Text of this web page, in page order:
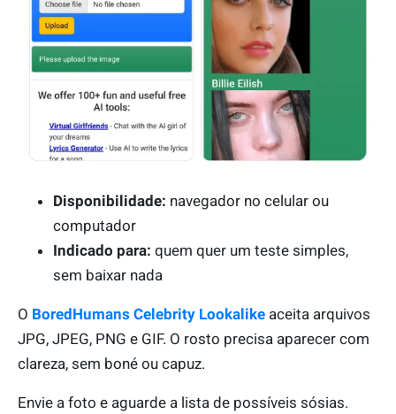
Disponibilidade: navegador no celular ou
computador
Indicado para: quem quer um teste simples,
sem baixar nada
O BoredHumans Celebrity Lookalike aceita arquivos
JPG, JPEG, PNG e GIF. O rosto precisa aparecer com
clareza, sem boné ou capuz.
Envie a foto e aguarde a lista de possíveis sósias.